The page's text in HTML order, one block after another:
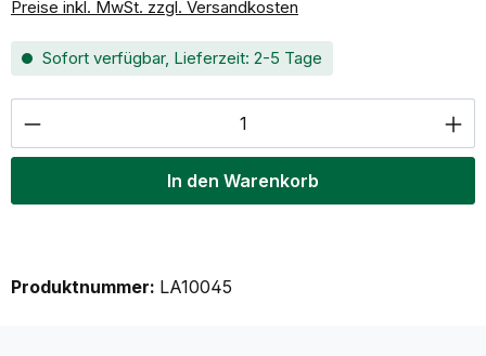
Preise inkl. MwSt. zzgl. Versandkosten
Sofort verfügbar, Lieferzeit: 2-5 Tage
Produkt Anzahl: Gib den gewünschten
In den Warenkorb
Produktnummer: LA10045